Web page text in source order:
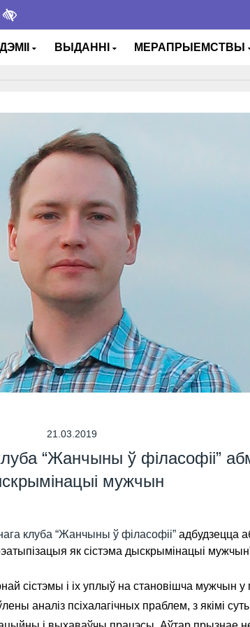
ВЫДАННІ МЕРАПРЫЕМСТВЫ
21.03.2019
“Жанчыны ў філасофіі”
мужчын
клуба “Жанчыны ў філасофіі” адбудзецца
як сістэма дыскрымінацыі
сістэмы і іх уплыў на становішча мужчын у
аналіз псіхалагічных праблем, з якімі